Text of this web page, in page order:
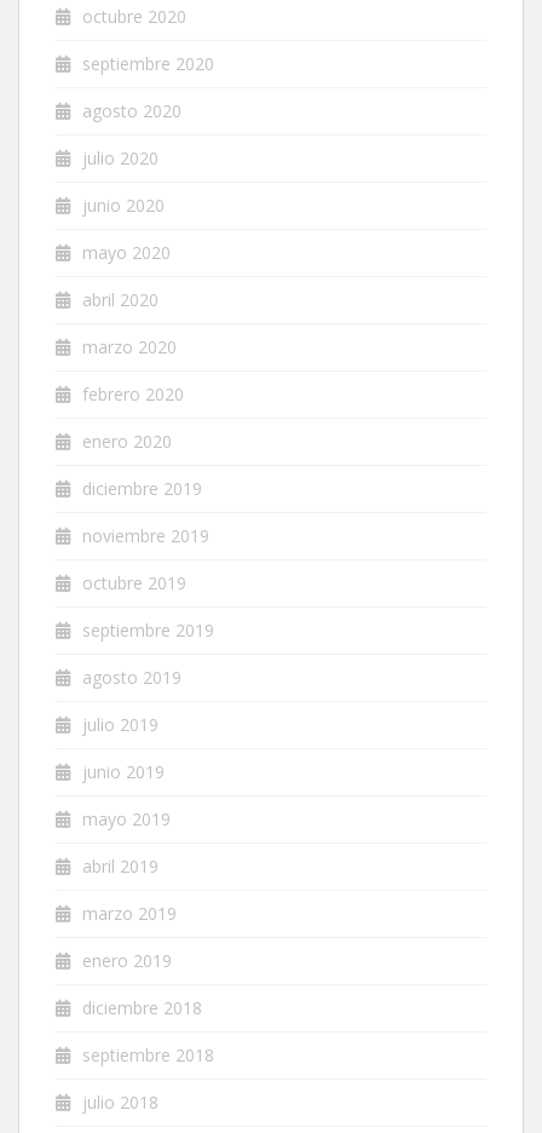
octubre 2020
septiembre 2020
agosto 2020
julio 2020
junio 2020
mayo 2020
abril 2020
marzo 2020
febrero 2020
enero 2020
diciembre 2019
noviembre 2019
octubre 2019
septiembre 2019
agosto 2019
julio 2019
junio 2019
mayo 2019
abril 2019
marzo 2019
enero 2019
diciembre 2018
septiembre 2018
julio 2018